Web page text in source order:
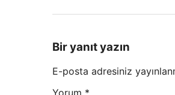
Bir yanıt yazın
E-posta adresiniz